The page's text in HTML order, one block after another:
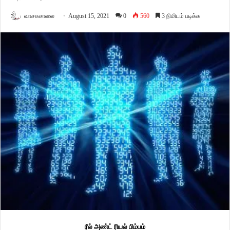
வாசகசாலை August 15, 2021 0 560 3 நிமிடம் படிக்க
ரீல் அண்ட் ரியல் பிம்பம்